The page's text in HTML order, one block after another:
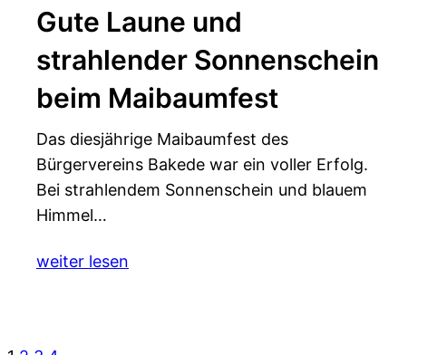
Gute Laune und
strahlender Sonnenschein
beim Maibaumfest
Das diesjährige Maibaumfest des
Bürgervereins Bakede war ein voller Erfolg.
Bei strahlendem Sonnenschein und blauem
Himmel…
weiter lesen